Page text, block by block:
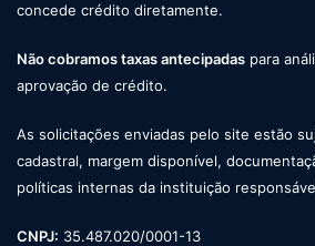
concede crédito diretamente.
Não cobramos taxas antecipadas para
aprovação de crédito.
As solicitações enviadas pelo site estão
cadastral, margem disponível,
políticas internas da instituição
CNPJ: 35.487.020/0001-13